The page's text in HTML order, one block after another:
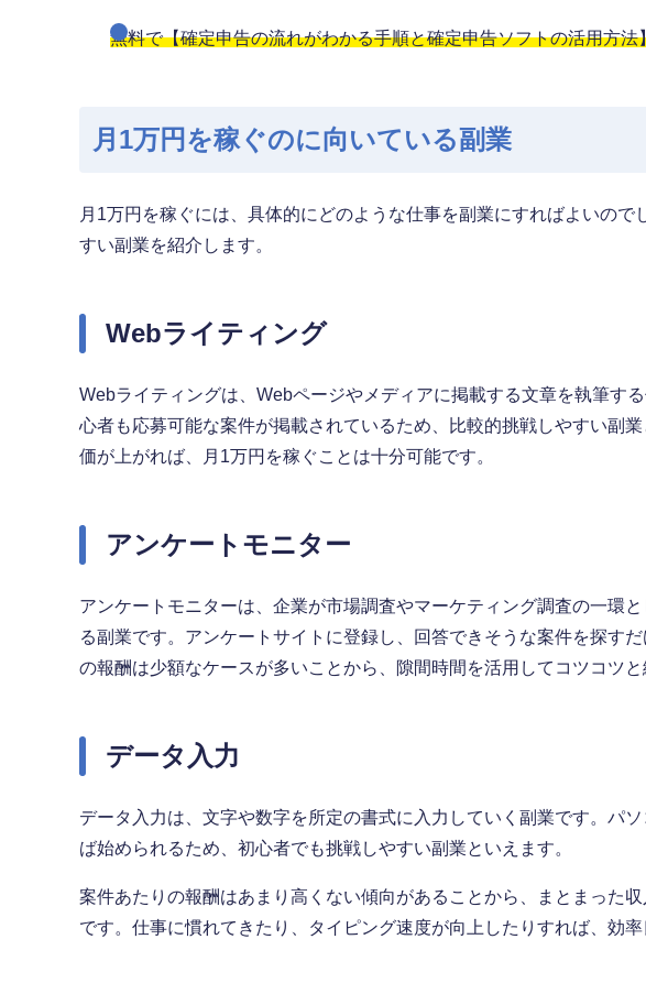
無料で【確定申告の流れがわかる手順と確定申告ソフトの活用方法
月1万円を稼ぐのに向いている副業
月1万円を稼ぐには、具体的にどのような仕事を副業にすればよいの
すい副業を紹介します。
Webライティング
Webライティングは、Webページやメディアに掲載する文章を執筆す
心者も応募可能な案件が掲載されているため、比較的挑戦しやすい副
価が上がれば、月1万円を稼ぐことは十分可能です。
アンケートモニター
アンケートモニターは、企業が市場調査やマーケティング調査の一環
る副業です。アンケートサイトに登録し、回答できそうな案件を探す
の報酬は少額なケースが多いことから、隙間時間を活用してコツコツと
データ入力
データ入力は、文字や数字を所定の書式に入力していく副業です。パ
ば始められるため、初心者でも挑戦しやすい副業といえます。
案件あたりの報酬はあまり高くない傾向があることから、まとまった
です。仕事に慣れてきたり、タイピング速度が向上したりすれば、効率